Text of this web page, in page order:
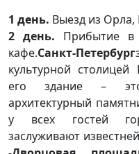
1 день. Выезд из Орла,
2 день. Прибытие в
кафе.Санкт-Петербург
культурной
его здание – это
архитектурный
у всех гостей
заслуживают